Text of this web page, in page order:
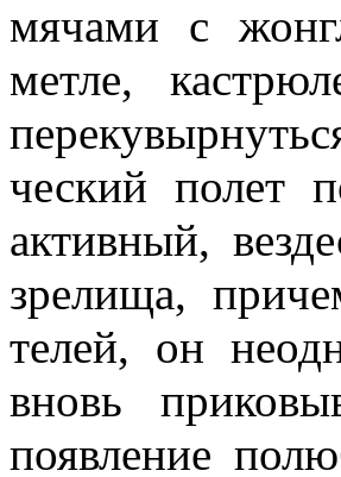
мячами с
метле,
ческий полет
активный,
зрелища,
телей, он
вновь
появление